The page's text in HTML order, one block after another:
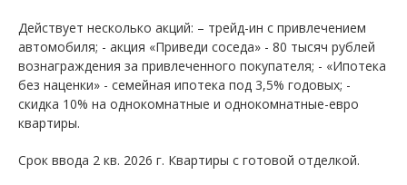
Действует несколько акций: – трейд-ин с привлечением
автомобиля; - акция «Приведи соседа» - 80 тысяч рублей
вознаграждения за привлеченного покупателя; - «Ипотека
без наценки» - семейная ипотека под 3,5% годовых; -
скидка 10% на однокомнатные и однокомнатные-евро
квартиры.
Срок ввода 2 кв. 2026 г. Квартиры с готовой отделкой.